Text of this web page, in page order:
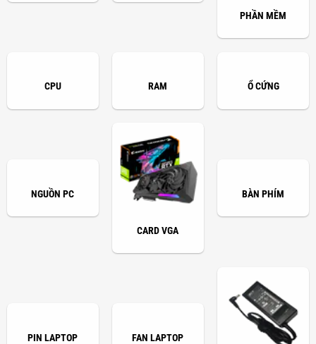
PHẦN MỀM
CPU RAM Ổ CỨNG
NGUỒN PC
CARD VGA
BÀN PHÍM
PIN LAPTOP FAN LAPTOP